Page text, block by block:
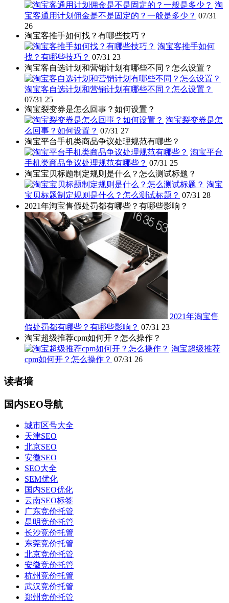
淘
宝客通用计划佣金是不是固定的？一般是多少？ 07/31
26
淘宝客推手如何找？有哪些技巧？
淘宝客推手如何
找？有哪些技巧？ 07/31 23
淘宝客自选计划和营销计划有哪些不同？怎么设置？
淘宝客自选计划和营销计划有哪些不同？怎么设置？
07/31 25
淘宝裂变券是怎么回事？如何设置？
淘宝裂变券是怎
么回事？如何设置？ 07/31 27
淘宝平台手机类商品争议处理规范有哪些？
淘宝平台
手机类商品争议处理规范有哪些？ 07/31 25
淘宝宝贝标题制定规则是什么？怎么测试标题？
淘宝
宝贝标题制定规则是什么？怎么测试标题？ 07/31 28
2021年淘宝售假处罚都有哪些？有哪些影响？
2021年淘宝售
假处罚都有哪些？有哪些影响？ 07/31 23
淘宝超级推荐cpm如何开？怎么操作？
淘宝超级推荐
cpm如何开？怎么操作？ 07/31 26
读者墙
国内SEO导航
城市区号大全
天津SEO
北京SEO
安徽SEO
SEO大全
SEM优化
国内SEO优化
云南SEO标签
广东竞价托管
昆明竞价托管
长沙竞价托管
东莞竞价托管
北京竞价托管
安徽竞价托管
杭州竞价托管
武汉竞价托管
郑州竞价托管